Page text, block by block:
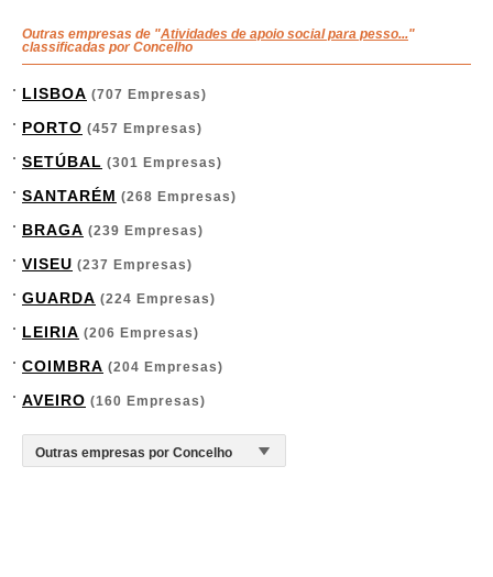
Outras empresas de "Atividades de apoio social para pesso..."
classificadas por Concelho
LISBOA (707 Empresas)
PORTO (457 Empresas)
SETÚBAL (301 Empresas)
SANTARÉM (268 Empresas)
BRAGA (239 Empresas)
VISEU (237 Empresas)
GUARDA (224 Empresas)
LEIRIA (206 Empresas)
COIMBRA (204 Empresas)
AVEIRO (160 Empresas)